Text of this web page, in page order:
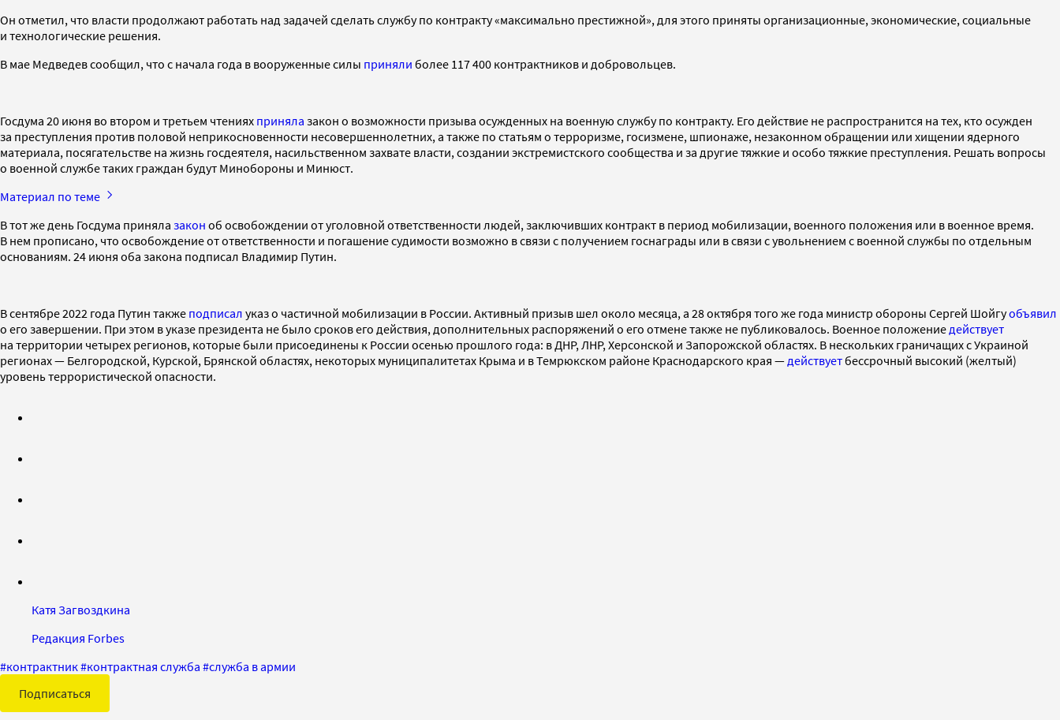
Он отметил, что власти продолжают работать над задачей сделать службу по контракту «максимально престижной», для этого приняты организационные, экономические, социальные
и технологические решения.
В мае Медведев сообщил, что с начала года в вооруженные силы приняли более 117 400 контрактников и добровольцев.
Госдума 20 июня во втором и третьем чтениях приняла закон о возможности призыва осужденных на военную службу по контракту. Его действие не распространится на тех, кто осужден
за преступления против половой неприкосновенности несовершеннолетних, а также по статьям о терроризме, госизмене, шпионаже, незаконном обращении или хищении ядерного
материала, посягательстве на жизнь госдеятеля, насильственном захвате власти, создании экстремистского сообщества и за другие тяжкие и особо тяжкие преступления. Решать вопросы
о военной службе таких граждан будут Минобороны и Минюст.
Материал по теме
В тот же день Госдума приняла закон об освобождении от уголовной ответственности людей, заключивших контракт в период мобилизации, военного положения или в военное время.
В нем прописано, что освобождение от ответственности и погашение судимости возможно в связи с получением госнаграды или в связи с увольнением с военной службы по отдельным
основаниям. 24 июня оба закона подписал Владимир Путин.
В сентябре 2022 года Путин также подписал указ о частичной мобилизации в России. Активный призыв шел около месяца, а 28 октября того же года министр обороны Сергей Шойгуобъявил
о его завершении. При этом в указе президента не было сроков его действия, дополнительных распоряжений о его отмене также не публиковалось. Военное положение действует
на территории четырех регионов, которые были присоединены к России осенью прошлого года: в ДНР, ЛНР, Херсонской и Запорожской областях. В нескольких граничащих с Украиной
регионах — Белгородской, Курской, Брянской областях, некоторых муниципалитетах Крыма и в Темрюкском районе Краснодарского края — действуетбессрочный высокий (желтый)
уровень террористической опасности.
Катя Загвоздкина
Редакция Forbes
#контрактник#контрактная служба #служба в армии
Подписаться